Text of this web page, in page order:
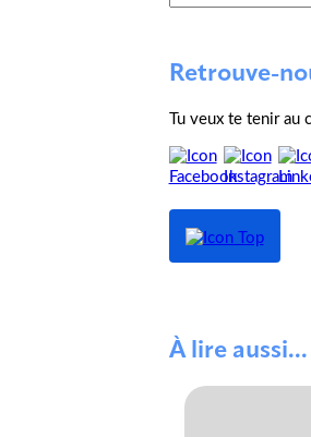
Retrouve-
Tu veux te tenir
À lire aussi...